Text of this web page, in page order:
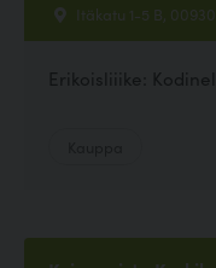
Itäkatu 1-5 B,
Erikoisliiike: